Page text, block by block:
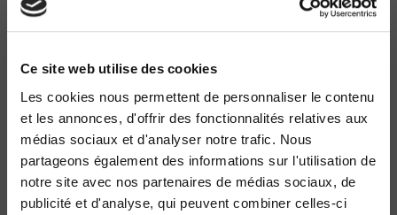
Ce site web utilise des cookies
Les cookies nous permettent de personnaliser le contenu
et les annonces, d'offrir des fonctionnalités relatives aux
médias sociaux et d'analyser notre trafic. Nous
partageons également des informations sur l'utilisation de
notre site avec nos partenaires de médias sociaux, de
publicité et d'analyse, qui peuvent combiner celles-ci
De la Croissance à la désindustrialisation
Un siècle dans le Valenciennois
Odette Hardy-Hémery